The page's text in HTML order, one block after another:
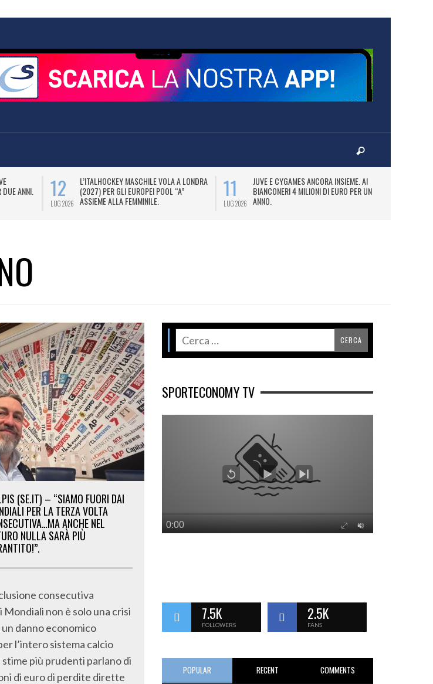
ANNI.
12
LUG 2026
L’ITALHOCKEY MASCHILE VOLA A LONDRA
(2027) PER GLI EUROPEI POOL “A”
ASSIEME ALLA FEMMINILE.
11
LUG 2026
JUVE E CYGAMES ANCORA INSIEME. AI
BIANCONERI 4 MILIONI DI EURO PER UN
ANNO.
(SE.IT) – “SIAMO FUORI DAI
PER LA TERZA VOLTA
ANCHE NEL
NULLA SARÀ PIÙ
consecutiva
Mondiali non è solo una crisi
danno economico
l’intero sistema calcio
più prudenti parlano di
di euro di perdite dirette
SPORTECONOMY TV
7.5K
FOLLOWERS
2.5K
FANS
POPULAR RECENT COMMENTS